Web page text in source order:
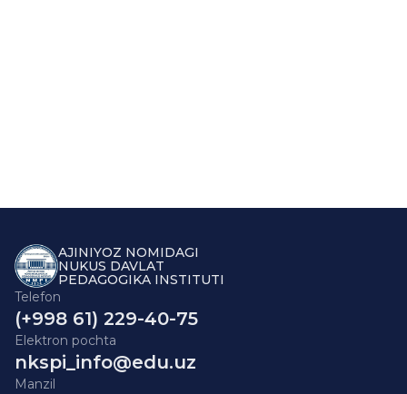
AJINIYOZ NOMIDAGI
NUKUS DAVLAT
PEDAGOGIKA INSTITUTI
Telefon
(+998 61) 229-40-75
Elektron pochta
nkspi_info@edu.uz
Manzil